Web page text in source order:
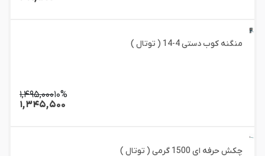
منگنه کوب دستی 4-14 ( توتال )
۱,۴۹۵,۰۰۰۱۰%
۱,۳۴۵,۵۰۰
چکش حرفه ای 1500 گرمی ( توتال )